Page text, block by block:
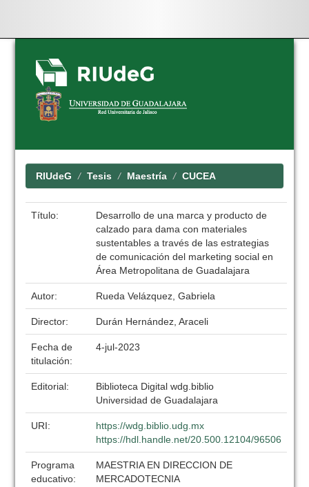
Skip
navigation
RIUdeG Tesis Maestría CUCEA
Título:
Desarrollo de una marca y producto de
calzado para dama con materiales
sustentables a través de las estrategias
de comunicación del marketing social en
Área Metropolitana de Guadalajara
Autor: Rueda Velázquez, Gabriela
Director: Durán Hernández, Araceli
Fecha de
titulación:
4-jul-2023
Editorial:
Biblioteca Digital wdg.biblio
Universidad de Guadalajara
URI:
https://wdg.biblio.udg.mx
https://hdl.handle.net/20.500.12104/96506
Programa
educativo:
MAESTRIA EN DIRECCION DE
MERCADOTECNIA